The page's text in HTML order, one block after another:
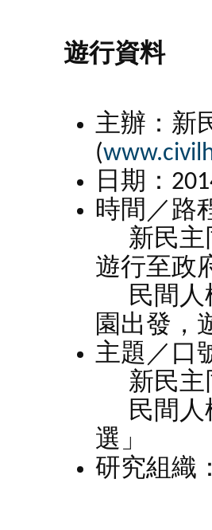
遊行資料
主辦：新
(
日期：
時間／路
新民主
遊行至政
民間人
園出發，
主題／口
新民主
民間人
選」
研究組織